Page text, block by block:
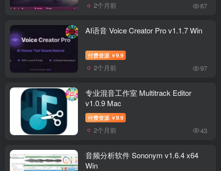
2个月前 67
AI语音 Voice Creator Pro v1.1.7 Win
付费资源 ￥9.9
2个月前 97
专业混音工作室 Multitrack Editor
v1.0.9 Mac
付费资源 ￥9.9
2个月前 43
音频分析软件 Sononym v1.6.4 x64
Win